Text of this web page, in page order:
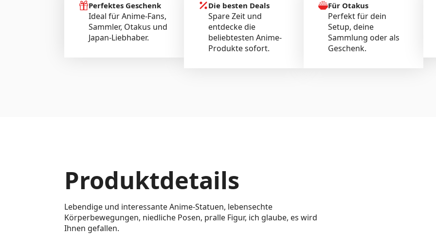
Perfektes Geschenk
Ideal für Anime-Fans,
Sammler, Otakus und
Japan-Liebhaber.
Die besten Deals
Spare Zeit und
entdecke die
beliebtesten Anime-
Produkte sofort.
Für Otakus
Perfekt für dein
Setup, deine
Sammlung oder als
Geschenk.
Produktdetails
Lebendige und interessante Anime-Statuen, lebensechte
Körperbewegungen, niedliche Posen, pralle Figur, ich glaube, es wird
Ihnen gefallen.